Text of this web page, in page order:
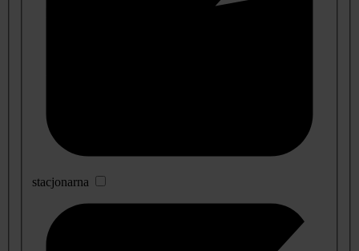
stacjonarna